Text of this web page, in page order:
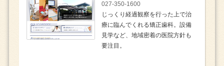
027-350-1600
じっくり経過観察を行った上で治
療に臨んでくれる矯正歯科。設備
見学など、地域密着の医院方針も
要注目。